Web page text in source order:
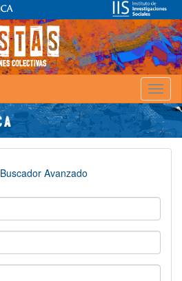
Buscador Avanzado